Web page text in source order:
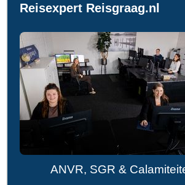
Reisexpert Reisgraag.nl
ANVR, SGR &